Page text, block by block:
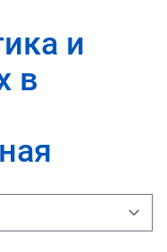
и
в